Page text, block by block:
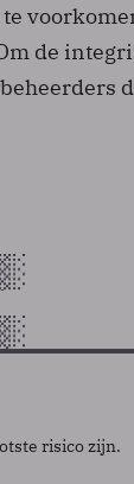
de
risico zijn.